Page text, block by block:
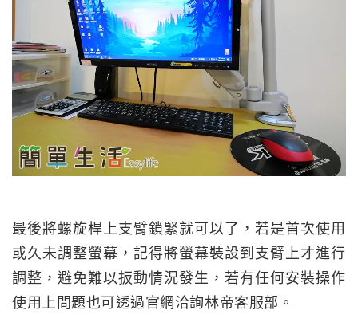
最後將螺旋桿上支臂鎖緊就可以了，若是首次使用
或久未調整螢幕，記得將螢幕裝設到支臂上才進行
調整，避免難以扳動情況發生，若有任何安裝操作
使用上問題也可透過官網洽詢林帝客服部。